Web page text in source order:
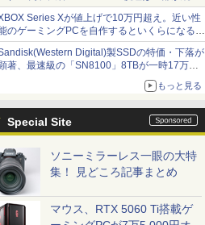
月前半のメモリ価格]
Series Xが値上げで10万円超え。近い性
のゲーミングPCを自作するといくらになる？
石田賀津男の『酒の肴にPCゲーム』】
Digital)製SSDの特価・下落が
著、最速級の「SN8100」8TBが一時17万円
もっと見る
Special Site
ソニーミラーレス一眼の大特
集！ 見どころ記事まとめ
マウス、RTX 5060 Ti搭載ゲ